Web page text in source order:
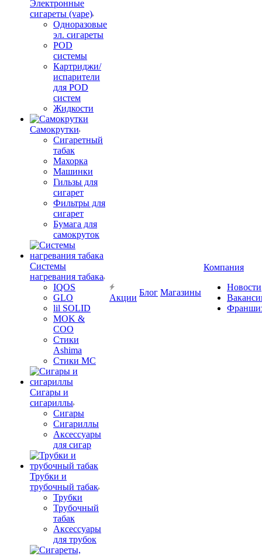
Электронные
сигареты (vape)
Одноразовые
эл. сигареты
POD
системы
Картриджи/
испарители
для POD
систем
Жидкости
Самокрутки
Сигаретный
табак
Махорка
Машинки
Гильзы для
сигарет
Фильтры для
сигарет
Бумага для
самокруток
Системы
нагревания табака
IQOS
GLO
lil SOLID
MOK &
COO
Стики
Ashima
Стики MC
Сигары и
сигариллы
Сигары
Сигариллы
Аксессуары
для сигар
Трубки и
трубочный табак
Трубки
Трубочный
табак
Аксессуары
для трубок
Акции
Блог Магазины
Компания
Новости